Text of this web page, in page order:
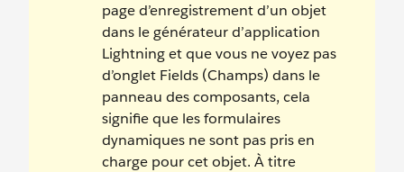
page d’enregistrement d’un objet
dans le générateur d’application
Lightning et que vous ne voyez pas
d’onglet Fields (Champs) dans le
panneau des composants, cela
signifie que les formulaires
dynamiques ne sont pas pris en
charge pour cet objet. À titre